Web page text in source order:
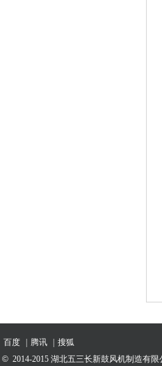
百度 腾讯
搜狐
© 2014-2015 湖北五三长新鼓风机制造有限